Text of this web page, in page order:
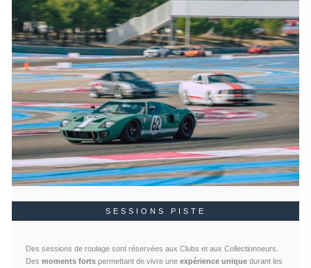
SESSIONS PISTE
Des sessions de roulage sont réservées aux Clubs et aux Collectionneurs.
Des moments fortspermettant de vivre une expérience uniquedurant les